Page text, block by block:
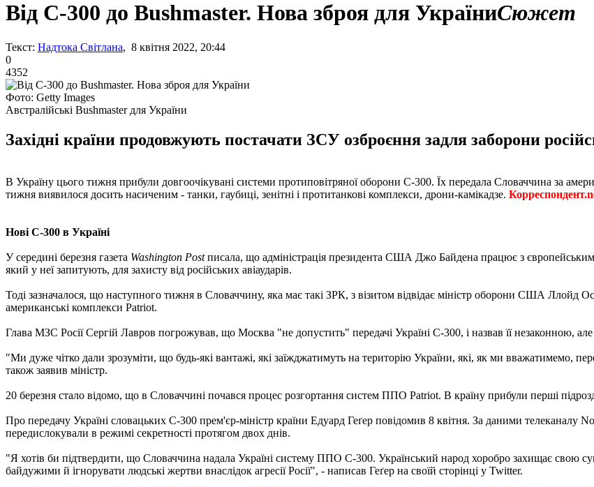
Від С-300 до Bushmaster. Нова зброя для УкраїниСюжет
Текст: Надтока Світлана, 8 квітня 2022, 20:44
0
4352
Фото: Getty Images
Австралійські Bushmaster для України
Західні країни продовжують постачати ЗСУ озброєння задля заборони
В Україну цього тижня прибули довгоочікувані системи протиповітряної оборони С-300. Їх передала Словаччина за
тижня виявилося досить насиченим - танки, гаубиці, зенітні і протитанкові комплекси, дрони-камікадзе.
Нові С-300 в Україні
У середині березня газета Washington Postписала, що адміністрація президента США Джо Байдена працює з
який у неї запитують, для захисту від російських авіаударів.
Тоді зазначалося, що наступного тижня в Словаччину, яка має такі ЗРК, з візитом відвідає міністр оборони США Ллойд
американські комплекси Patriot.
Глава МЗС Росії Сергій Лавров погрожував, що Москва "не допустить" передачі Україні С-300, і назвав її незаконною,
"Ми дуже чітко дали зрозуміти, що будь-які вантажі, які заїжджатимуть на територію України, які, як ми вважатимемо,
також заявив міністр.
20 березня стало відомо, що в Словаччині почався процес розгортання систем ППО Patriot. В країну прибули перші
Про передачу Україні словацьких С-300 прем'єр-міністр країни Едуард Геґер повідомив 8 квітня. За даними телеканалу
передислокували в режимі секретності протягом двох днів.
"Я хотів би підтвердити, що Словаччина надала Україні систему ППО С-300. Український народ хоробро захищає свою
байдужими й ігнорувати людські жертви внаслідок агресії Росії", - написав Геґер на своїй сторінці у Twitter.